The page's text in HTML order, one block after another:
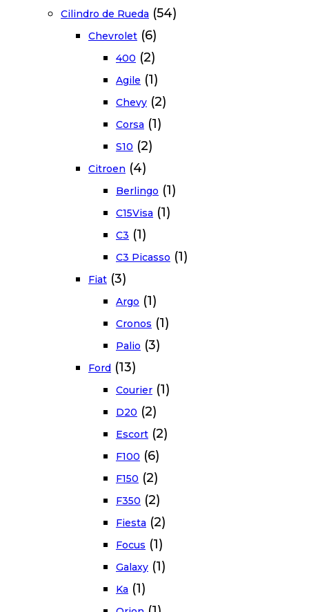
Cilindro de Rueda (54)
Chevrolet (6)
400 (2)
Agile (1)
Chevy (2)
Corsa (1)
S10 (2)
Citroen (4)
Berlingo (1)
C15Visa (1)
C3 (1)
C3 Picasso (1)
Fiat (3)
Argo (1)
Cronos (1)
Palio (3)
Ford (13)
Courier (1)
D20 (2)
Escort (2)
F100 (6)
F150 (2)
F350 (2)
Fiesta (2)
Focus (1)
Galaxy (1)
Ka (1)